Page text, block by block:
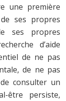
une première
ses propres
ses propres
d’aide
de ne pas
de ne pas
consulter un
être persiste,